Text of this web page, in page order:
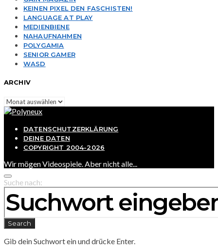
KEINEN PIXEL DEN FASCHISTEN!
LANGUAGE AT PLAY
MEDIENBIENE
NAHAUFNAHMEN
POLYGAMIA
SENIOR GAMER
WASD
ARCHIV
Archiv
DATENSCHUTZERKLÄRUNG
DEINE DATEN
COPYRIGHT 2004-2026
Wir mögen Videospiele. Aber nicht alle...
Suche nach:
Search
Gib dein Suchwort ein und drücke Enter.